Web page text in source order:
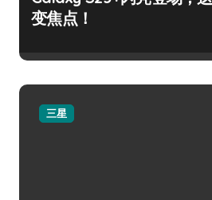
变焦点！
三星